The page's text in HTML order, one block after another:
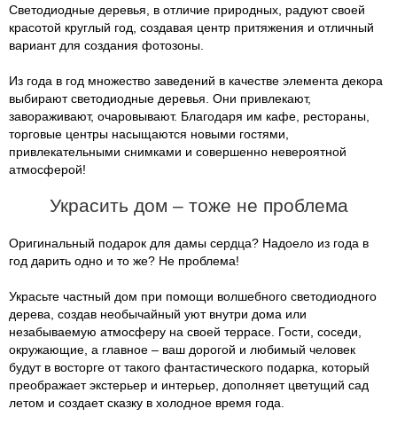
Светодиодные деревья, в отличие природных, радуют своей
красотой круглый год, создавая центр притяжения и отличный
вариант для создания фотозоны.
Из года в год множество заведений в качестве элемента декора
выбирают светодиодные деревья. Они привлекают,
завораживают, очаровывают. Благодаря им кафе, рестораны,
торговые центры насыщаются новыми гостями,
привлекательными снимками и совершенно невероятной
атмосферой!
Украсить дом – тоже не проблема
Оригинальный подарок для дамы сердца? Надоело из года в
год дарить одно и то же? Не проблема!
Украсьте частный дом при помощи волшебного светодиодного
дерева, создав необычайный уют внутри дома или
незабываемую атмосферу на своей террасе. Гости, соседи,
окружающие, а главное – ваш дорогой и любимый человек
будут в восторге от такого фантастического подарка, который
преображает экстерьер и интерьер, дополняет цветущий сад
летом и создает сказку в холодное время года.